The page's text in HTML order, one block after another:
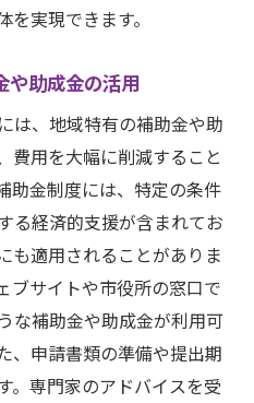
実現できます。
や助成金の活用
は、地域特有の補助金や助
費用を大幅に削減すること
助金制度には、特定の条件
る経済的支援が含まれてお
も適用されることがありま
ブサイトや市役所の窓口で
な補助金や助成金が利用可
、申請書類の準備や提出期
。専門家のアドバイスを受